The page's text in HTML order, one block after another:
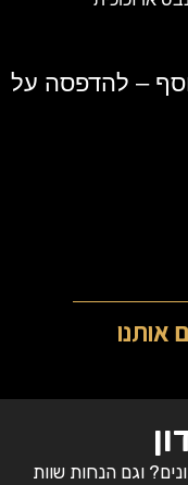
– להדפסה על
אותנו
וגם הנחות שוות